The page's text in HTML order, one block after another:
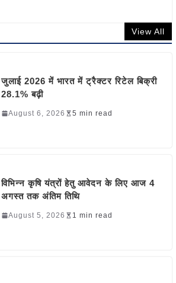
View All
जुलाई 2026 में भारत में ट्रैक्टर रिटेल बिक्री
28.1% बढ़ी
August 6, 2026 5 min read
विभिन्न कृषि यंत्रों हेतु आवेदन के लिए आज 4
अगस्त तक अंतिम तिथि
August 5, 2026 1 min read